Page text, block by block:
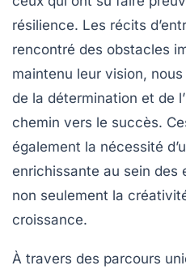
résilience. Les récits
rencontré des obstacles
maintenu leur vision,
de la détermination et de l’
chemin vers le succès.
également la nécessité
enrichissante au sein des
non seulement la
croissance.
À travers des parcours